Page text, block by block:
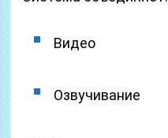
Видео
Озвучивание